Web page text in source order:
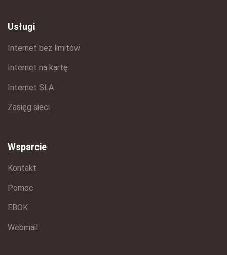
Usługi
Internet bez limitów
Internet na kartę
Internet SLA
Zasięg sieci
Wsparcie
Kontakt
Pomoc
EBOK
Webmail